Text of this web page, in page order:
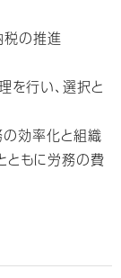
の推進
を行い、選択と
効率化と組織
ともに労務の費